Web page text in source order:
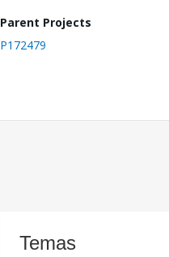
Parent Projects
P172479
Temas